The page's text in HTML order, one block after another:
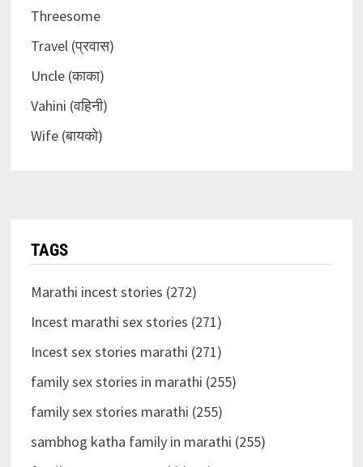
Threesome
Travel (प्रवास)
Uncle (काका)
Vahini (वहिनी)
Wife (बायको)
TAGS
Marathi incest stories (272)
Incest marathi sex stories (271)
Incest sex stories marathi (271)
family sex stories in marathi (255)
family sex stories marathi (255)
sambhog katha family in marathi (255)